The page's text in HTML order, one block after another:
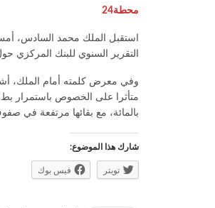
محطة24
استقبل الملك محمد السادس، أمس
التقرير السنوي للبنك المركزي حول
بالمائة، مع بقائها مرتفعة في
شارك هذا الموضوع:
تويتر فيس بوك